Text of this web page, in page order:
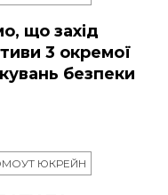
що захід
3 окремої
безпеки
ЮКРЕЙН